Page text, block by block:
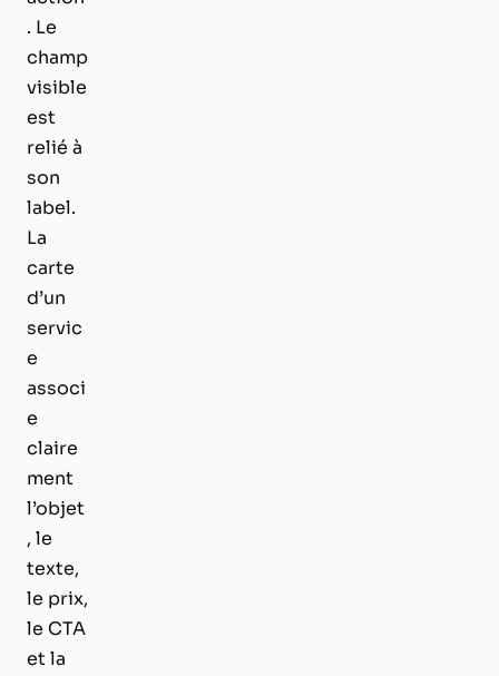
. Le
champ
visible
est
relié à
son
label.
La
carte
d’un
servic
e
associ
e
claire
ment
l’objet
, le
texte,
le prix,
le CTA
et la